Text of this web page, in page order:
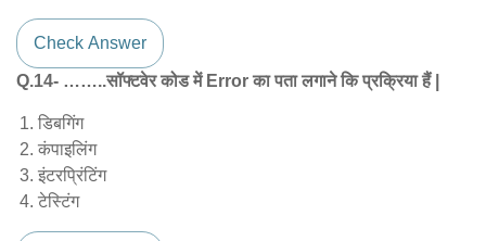
Check Answer
Q.14- ……..सॉफ्टवेर कोड में Error का पता लगाने कि प्रक्रिया हैं |
डिबगिंग
कंपाइलिंग
इंटरप्रिंटिंग
टेस्टिंग